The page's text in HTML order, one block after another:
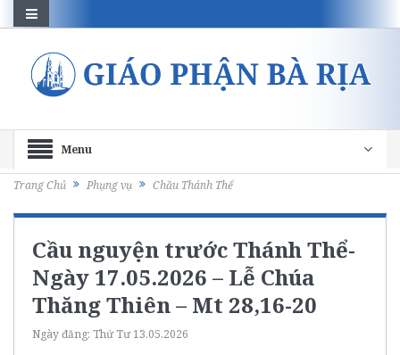
Menu
Trang Chủ Phụng vụ Chầu Thánh Thể
Cầu nguyện trước Thánh Thể-
Ngày 17.05.2026 – Lễ Chúa
Thăng Thiên – Mt 28,16-20
Ngày đăng: Thứ Tư 13.05.2026